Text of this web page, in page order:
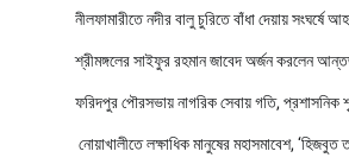
নীলফামারীতে নদীর বালু চুরিতে বাঁধা দেয়ায় সংঘর্ষে
শ্রীমঙ্গলের সাইফুর রহমান জাবেদ অর্জন করলেন
ফরিদপুর পৌরসভায় নাগরিক সেবায় গতি,
নোয়াখালীতে লক্ষাধিক মানুষের মহাসমাবেশ, ‘হিজবুত